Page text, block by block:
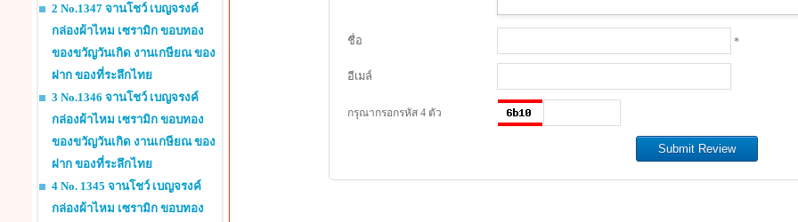
2 No.1347 จานโชว์ เบญจรงค์
กล่องผ้าไหม เซรามิก ขอบทอง
ของขวัญวันเกิด งานเกษียณ ของ
ฝาก ของที่ระลึกไทย
3 No.1346 จานโชว์ เบญจรงค์
กล่องผ้าไหม เซรามิก ขอบทอง
ของขวัญวันเกิด งานเกษียณ ของ
ฝาก ของที่ระลึกไทย
4 No. 1345 จานโชว์ เบญจรงค์
กล่องผ้าไหม เซรามิก ขอบทอง
ชื่อ *
อีเมล์
กรุณากรอกรหัส 4 ตัว